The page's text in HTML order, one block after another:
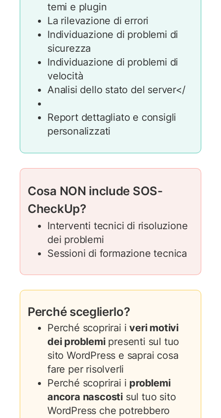
temi e plugin
La rilevazione di errori
Individuazione di problemi di
sicurezza
Individuazione di problemi di
velocità
Analisi dello stato del server</
Report dettagliato e consigli
personalizzati
Cosa NON include SOS-
CheckUp?
Interventi tecnici di risoluzione
dei problemi
Sessioni di formazione tecnica
Perché sceglierlo?
Perché scoprirai iveri motivi
dei problemipresenti sul tuo
sito WordPress e saprai cosa
fare per risolverli
Perché scoprirai i problemi
ancora nascosti sul tuo sito
WordPress che potrebbero